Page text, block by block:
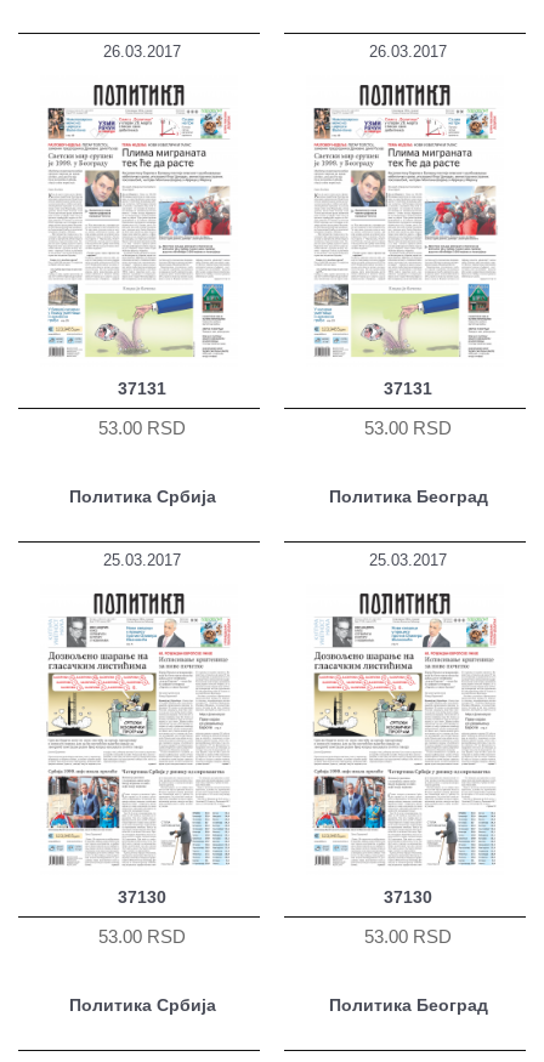
26.03.2017
37131
53.00 RSD
26.03.2017
37131
53.00 RSD
Политика Србија
25.03.2017
37130
53.00 RSD
Политика Београд
25.03.2017
37130
53.00 RSD
Политика Србија Политика Београд